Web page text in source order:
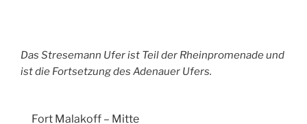
Das Stresemann Ufer ist Teil der Rheinpromenade und
ist die Fortsetzung des Adenauer Ufers.
Fort Malakoff – Mitte